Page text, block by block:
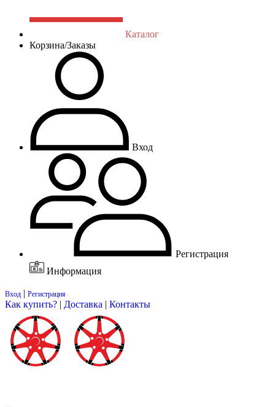
Каталог
Корзина/Заказы
Вход
Регистрация
Информация
Вход | Регистрация
Как купить? | Доставка | Контакты